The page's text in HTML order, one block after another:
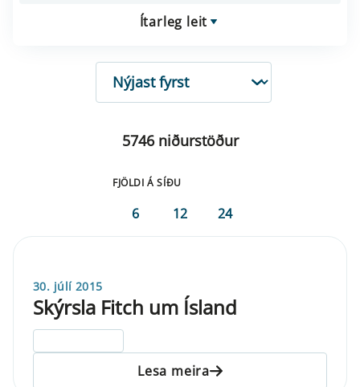
Ítarleg leit
RÖÐUN
5746 niðurstöður
FJÖLDI Á SÍÐU
6 12 24
30. júlí 2015
Skýrsla Fitch um Ísland
Lesa meira